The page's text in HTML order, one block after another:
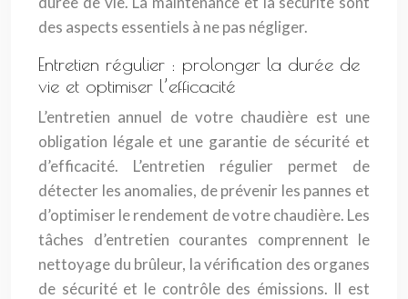
des aspects essentiels à ne pas négliger.
Entretien régulier : prolonger la durée de
vie et optimiser l’efficacité
L’entretien annuel de votre chaudière est une
obligation légale et une garantie de sécurité et
d’efficacité. L’entretien régulier permet de
détecter les anomalies, de prévenir les pannes et
d’optimiser le rendement de votre chaudière. Les
tâches d’entretien courantes comprennent le
nettoyage du brûleur, la vérification des organes
de sécurité et le contrôle des émissions. Il est